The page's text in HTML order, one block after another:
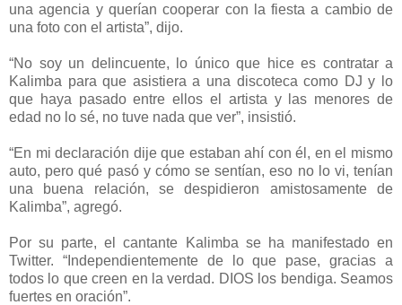
una agencia y querían cooperar con la fiesta a cambio de
una foto con el artista”, dijo.
“No soy un delincuente, lo único que hice es contratar a
Kalimba para que asistiera a una discoteca como DJ y lo
que haya pasado entre ellos el artista y las menores de
edad no lo sé, no tuve nada que ver”, insistió.
“En mi declaración dije que estaban ahí con él, en el mismo
auto, pero qué pasó y cómo se sentían, eso no lo vi, tenían
una buena relación, se despidieron amistosamente de
Kalimba”, agregó.
Por su parte, el cantante Kalimba se ha manifestado en
Twitter. “Independientemente de lo que pase, gracias a
todos lo que creen en la verdad. DIOS los bendiga. Seamos
fuertes en oración”.